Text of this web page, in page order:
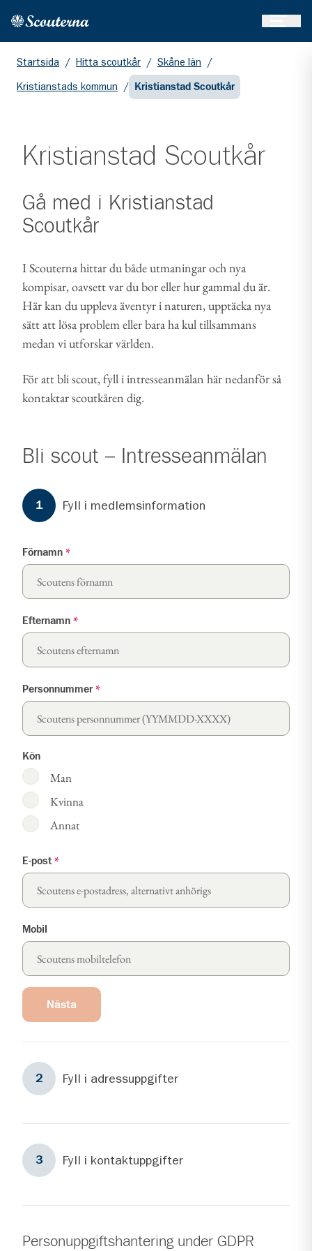
Hem
Startsida / Hitta scoutkår / Skåne län /
Kristianstads kommun / Kristianstad Scoutkår
Kristianstad Scoutkår
Gå med i Kristianstad
Scoutkår
I Scouterna hittar du både utmaningar och nya
kompisar, oavsett var du bor eller hur gammal du är.
Här kan du uppleva äventyr i naturen, upptäcka nya
sätt att lösa problem eller bara ha kul tillsammans
medan vi utforskar världen.
För att bli scout, fyll i intresseanmälan här nedanför så
kontaktar scoutkåren dig.
Bli scout – Intresseanmälan
Formuläret har steg.
1 Steg1
Fyll i medlemsinformation
Förnamn *
Efternamn *
Personnummer *
Kön
Man
Kvinna
Annat
E-post *
Mobil
Nästa
2 Steg2
Fyll i adressuppgifter
3 Steg3
Fyll i kontaktuppgifter
Personuppgiftshantering under GDPR